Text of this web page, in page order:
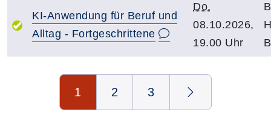
KI-Anwendung für Beruf und
Alltag - Fortgeschrittene
Do.
08.10.2026,
19.00 Uhr
1 2 3